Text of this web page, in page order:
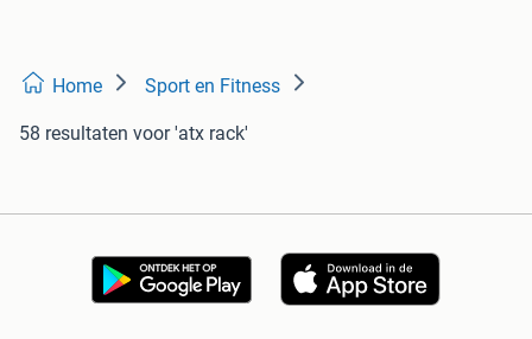
Home Sport en Fitness
58 resultaten voor 'atx rack'